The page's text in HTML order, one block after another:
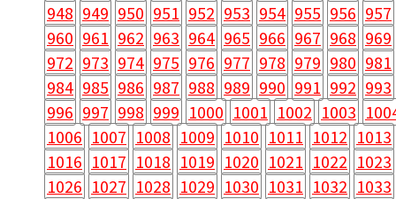
948 949 950 951 952 953 954 955 956 957
960 961 962 963 964 965 966 967 968 969
972 973 974 975 976 977 978 979 980 981
984 985 986 987 988 989 990 991 992 993
996 997 998 999 1000 1001 1002 1003
1006 1007 1008 1009 1010 1011 1012 1013
1016 1017 1018 1019 1020 1021 1022 1023
1026 1027 1028 1029 1030 1031 1032 1033